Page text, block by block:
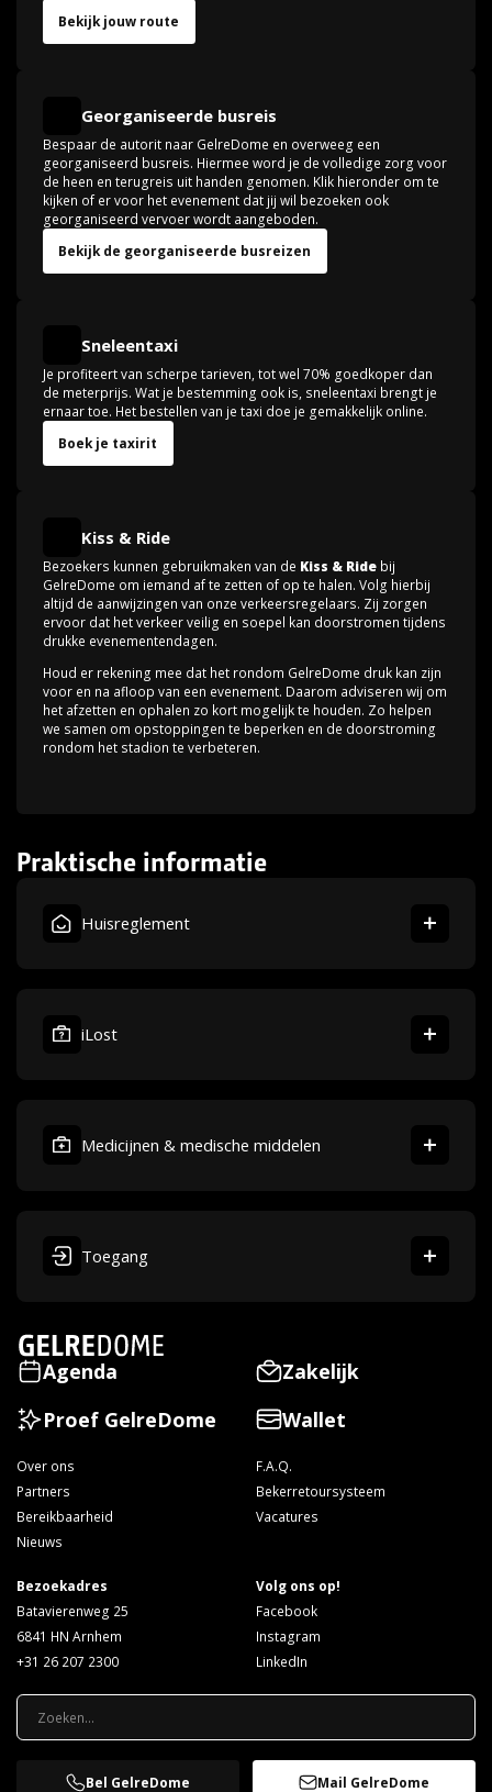
Bekijk jouw route
Georganiseerde busreis
Bespaar de autorit naar GelreDome en overweeg een
georganiseerd busreis. Hiermee word je de volledige zorg voor
de heen en terugreis uit handen genomen. Klik hieronder om te
kijken of er voor het evenement dat jij wil bezoeken ook
georganiseerd vervoer wordt aangeboden.
Bekijk de georganiseerde busreizen
Sneleentaxi
Je profiteert van scherpe tarieven, tot wel 70% goedkoper dan
de meterprijs. Wat je bestemming ook is, sneleentaxi brengt je
ernaar toe. Het bestellen van je taxi doe je gemakkelijk online.
Boek je taxirit
Kiss & Ride
Bezoekers kunnen gebruikmaken van de Kiss & Ridebij
GelreDome om iemand af te zetten of op te halen. Volg hierbij
altijd de aanwijzingen van onze verkeersregelaars. Zij zorgen
ervoor dat het verkeer veilig en soepel kan doorstromen tijdens
drukke evenementendagen.
Houd er rekening mee dat het rondom GelreDome druk kan zijn
voor en na afloop van een evenement. Daarom adviseren wij om
het afzetten en ophalen zo kort mogelijk te houden. Zo helpen
we samen om opstoppingen te beperken en de doorstroming
rondom het stadion te verbeteren.
Praktische informatie
Huisreglement
iLost
Medicijnen & medische middelen
Toegang
Agenda
Zakelijk
Proef GelreDome
Wallet
Bel GelreDome Mail GelreDome
Over ons
Partners
Bereikbaarheid
Nieuws
F.A.Q.
Bekerretoursysteem
Vacatures
Bezoekadres
Batavierenweg 25
6841 HN Arnhem
+31 26 207 2300
Volg ons op!
Facebook
Instagram
LinkedIn